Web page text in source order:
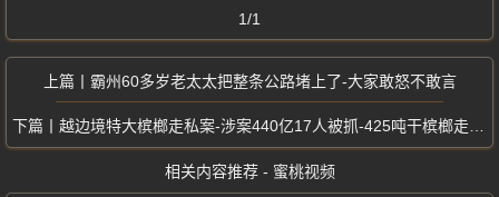
1/1
霸州60多岁老太太把整条公路堵上了-大家敢怒不敢言
越边境特大槟榔走私案-涉案440亿17人被抓-425吨干槟榔走私中国
相关内容推荐 - 蜜桃视频